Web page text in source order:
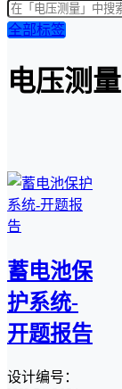
全部标签
电压测量
蓄电池保
护系统-
开题报告
设计编号：